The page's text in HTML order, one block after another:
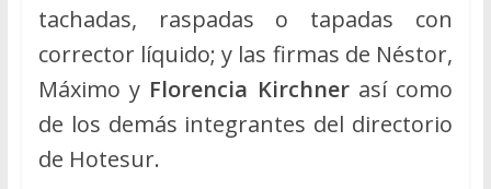
tachadas, raspadas o tapadas con
corrector líquido; y las firmas de Néstor,
Máximo y Florencia Kirchnerasí como
de los demás integrantes del directorio
de Hotesur.